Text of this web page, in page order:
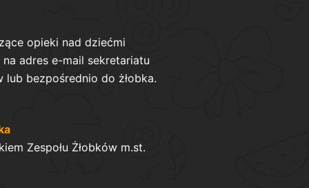
opieki nad dziećmi
adres e-mail sekretariatu
lub bezpośrednio do żłobka.
Zespołu Żłobków m.st.